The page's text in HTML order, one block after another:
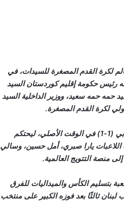
أيلول 2025 ختام بطولة كأس العالم لكرة القدم المصغرة للسيدات، في
رئيس حكومة إقليم كوردستان السيد
حمه حمه سعيد، ووزير الداخلية السيد
لكرة القدم المصغرة.
المباراة النهائية جمعت بين منتخبي مصر والبرازيل، وانتهت بالتعادل الإيجابي (1-1) في الوقت الأصلي، ليحتكم
ابتسمت للفراعنة بنتيجة (3-2)، حيث تألقت اللاعبات يارا صبري، أمل حسين، وسالي
منصة التتويج العالمية.
بتسليم الكأس والميداليات للفرق
لبنان ثالثًا بعد فوزه الكبير على منتخب